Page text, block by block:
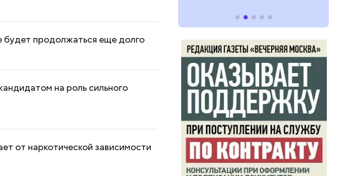
будет продолжаться еще долго
на роль сильного
от наркотической зависимости